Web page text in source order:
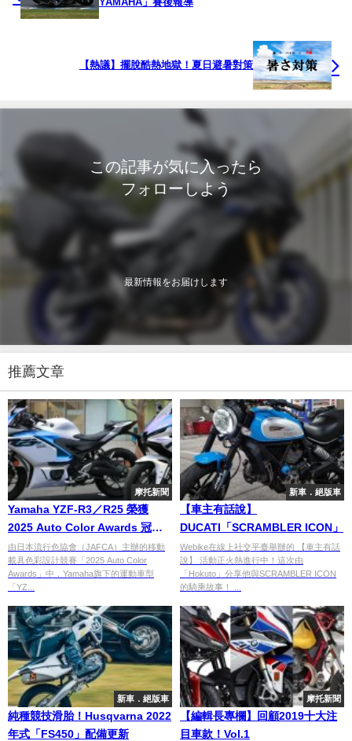
YAMAHA」賽後報導
【熱議】擺脫酷熱地獄！夏日避暑對策
この記事が気に入ったら
フォローしよう
最新情報をお届けします
推薦文章
摩托新聞
Yamaha YZF-R3／R25 榮獲
2025 Auto Color Awards 冠軍
｜設計美學獲高度評價
由日本流行色協會（JAFCA）主辦的移動
載具色彩設計競賽「2025 Auto Color
Awards」中，Yamaha旗下的運動車型
「YZ...
新車．絕版車
【車主有話說】
DUCATI「SCRAMBLER ICON」
Webike在線上社交平臺舉辦的 【車主有話
說】 活動正火熱進行中！這次由
「Hokuto」分享他與SCRAMBLER ICON
的騎乘故事！ ...
新車．絕版車
純種競技滑胎！Husqvarna 2022
年式「FS450」配備更新
摩托新聞
【編輯長專欄】回顧2019十大注
目車款！Vol.1